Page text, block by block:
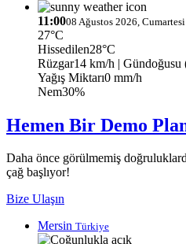
11:0008 Ağustos 2026, Cumartesi
27°C
Hissedilen28°C
Rüzgar14 km/h | Gündoğusu
Yağış Miktarı0 mm/h
Nem30%
Hemen Bir Demo
Daha önce görülmemiş
çağ başlıyor!
Bize Ulaşın
Mersin Türkiye